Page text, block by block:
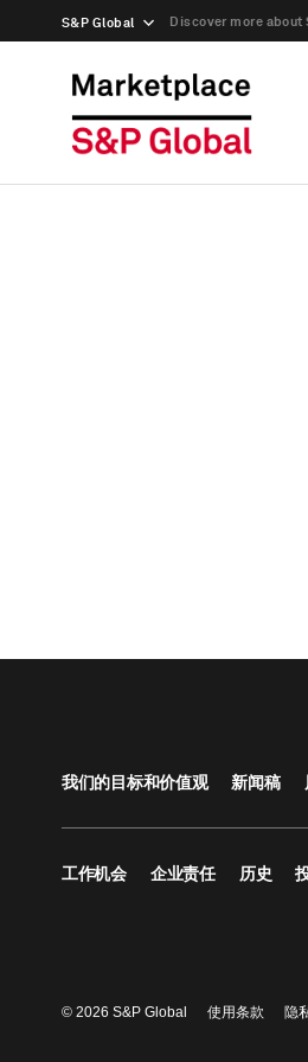
S&P Global Discover more about
我们的目标和价值观 新闻稿
工作机会 企业责任 历史
© 2026 S&P Global 使用条款 隐